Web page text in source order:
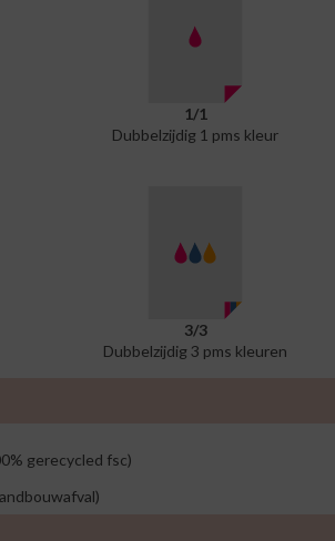
1/1
Dubbelzijdig 1 pms kleur
3/3
Dubbelzijdig 3 pms kleuren
gerecycled fsc)